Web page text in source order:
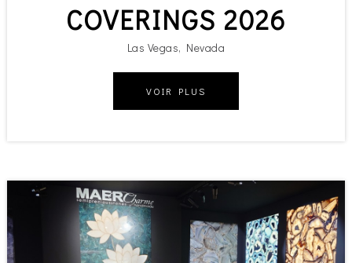
COVERINGS 2026
Las Vegas, Nevada
VOIR PLUS